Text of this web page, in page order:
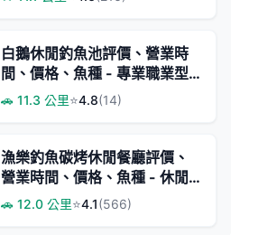
白鵝休閒釣魚池評價、營業時
間、價格、魚種 - 專業職業型
釣場
🚗 11.3 公里⭐4.8(14)
漁樂釣魚碳烤休閒餐廳評價、
營業時間、價格、魚種 - 休閒
釣魚與美味烤魚體驗
🚗 12.0 公里⭐4.1(566)